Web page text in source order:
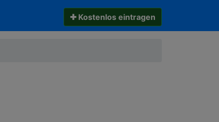
✚ Kostenlos eintragen